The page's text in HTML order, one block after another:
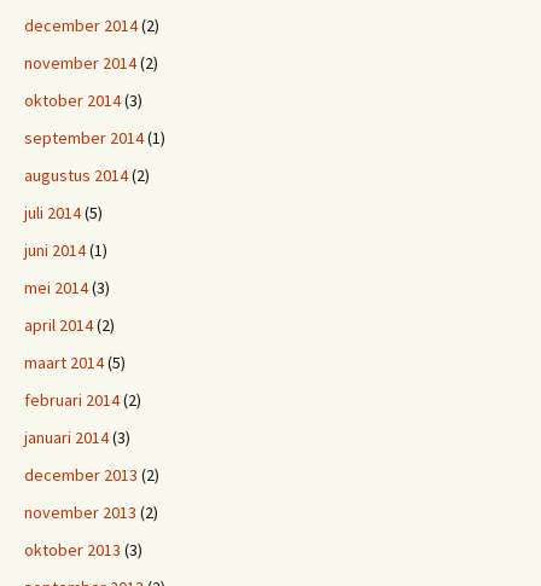
december 2014(2)
november 2014(2)
oktober 2014(3)
september 2014(1)
augustus 2014(2)
juli 2014(5)
juni 2014(1)
mei 2014(3)
april 2014(2)
maart 2014(5)
februari 2014(2)
januari 2014(3)
december 2013 (2)
november 2013 (2)
oktober 2013 (3)